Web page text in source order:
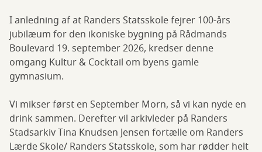
I anledning af at Randers Statsskole fejrer 100-års
jubilæum for den ikoniske bygning på Rådmands
Boulevard 19. september 2026, kredser denne
omgang Kultur & Cocktail om byens gamle
gymnasium.
Vi mikser først en September Morn, så vi kan nyde en
drink sammen. Derefter vil arkivleder på Randers
Stadsarkiv Tina Knudsen Jensen fortælle om Randers
Lærde Skole/ Randers Statsskole, som har rødder helt